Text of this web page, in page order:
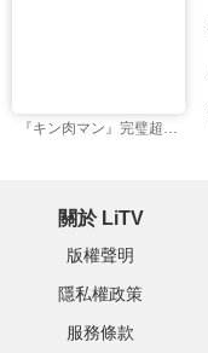
『キン肉マン』完璧超人始祖編
關於 LiTV
版權聲明
隱私權政策
服務條款